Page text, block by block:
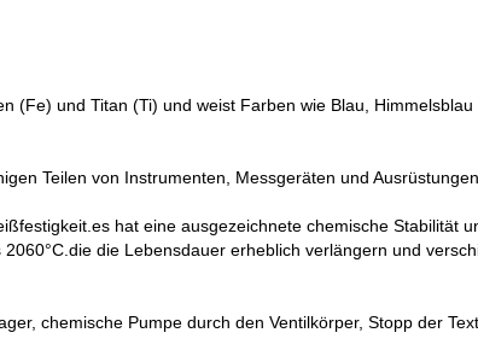
(Fe) und Titan (Ti) und weist Farben wie Blau,
Teilen von Instrumenten, Messgeräten und
hat eine ausgezeichnete chemische Stabilität
die Lebensdauer erheblich verlängern und
chemische Pumpe durch den Ventilkörper, Stopp der